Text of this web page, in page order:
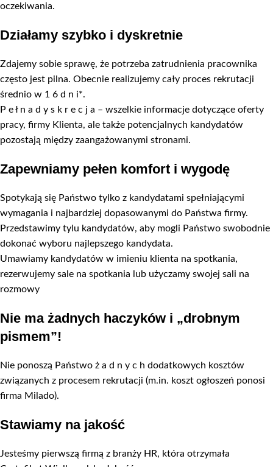
oczekiwania.
Działamy szybko i dyskretnie
Zdajemy sobie sprawę, że potrzeba zatrudnienia pracownika
często jest pilna. Obecnie realizujemy cały proces rekrutacji
średnio w 1 6 d n i*.
P e ł n a d y s k r e c j a – wszelkie informacje dotyczące oferty
pracy, firmy Klienta, ale także potencjalnych kandydatów
pozostają między zaangażowanymi stronami.
Zapewniamy pełen komfort i wygodę
Spotykają się Państwo tylko z kandydatami spełniającymi
wymagania i najbardziej dopasowanymi do Państwa firmy.
Przedstawimy tylu kandydatów, aby mogli Państwo swobodnie
dokonać wyboru najlepszego kandydata.
Umawiamy kandydatów w imieniu klienta na spotkania,
rezerwujemy sale na spotkania lub użyczamy swojej sali na
rozmowy
Nie ma żadnych haczyków i „drobnym
pismem”!
Nie ponoszą Państwo ż a d n y c h dodatkowych kosztów
związanych z procesem rekrutacji (m.in. koszt ogłoszeń ponosi
firma Milado).
Stawiamy na jakość
Jesteśmy pierwszą firmą z branży HR, która otrzymała